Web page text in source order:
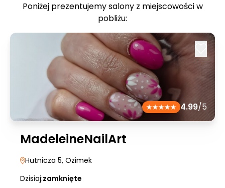
Poniżej prezentujemy salony z miejscowości w
pobliżu:
4.99/5
MadeleineNailArt
Hutnicza 5, Ozimek
Dzisiaj:zamknięte